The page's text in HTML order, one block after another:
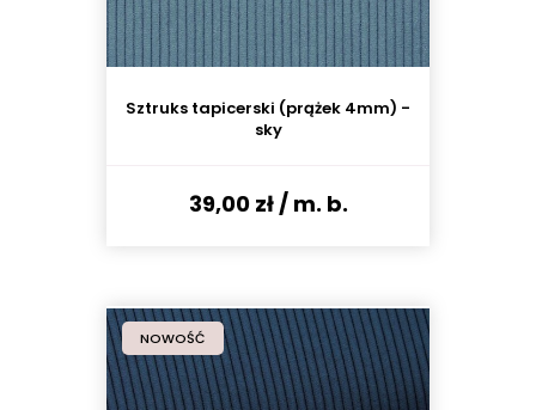
Sztruks tapicerski (prążek 4mm) -
sky
39,00 zł/ m. b.
NOWOŚĆ